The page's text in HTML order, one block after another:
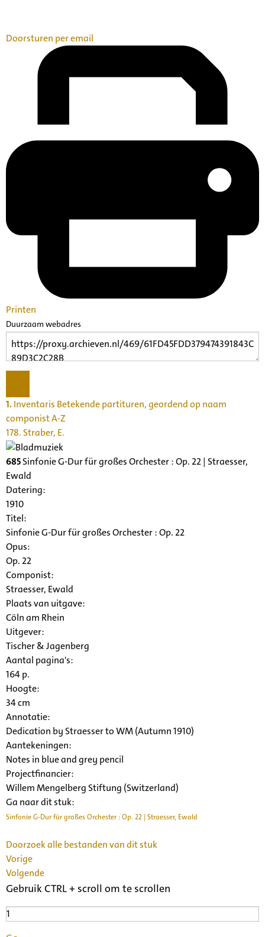
Doorsturen per email
Printen
Duurzaam webadres
1.Inventaris Betekende partituren, geordend op naam
componist A-Z
178. Straber, E.
685Sinfonie G-Dur für großes Orchester : Op. 22 | Straesser,
Ewald
Datering:
1910
Titel:
Sinfonie G-Dur für großes Orchester : Op. 22
Opus:
Op. 22
Componist:
Straesser, Ewald
Plaats van uitgave:
Cöln am Rhein
Uitgever:
Tischer & Jagenberg
Aantal pagina's:
164 p.
Hoogte:
34 cm
Annotatie:
Dedication by Straesser to WM (Autumn 1910)
Aantekeningen:
Notes in blue and grey pencil
Projectfinancier:
Willem Mengelberg Stiftung (Switzerland)
Ga naar dit stuk:
Sinfonie G-Dur für großes Orchester : Op. 22 | Straesser, Ewald
Doorzoek alle bestanden van dit stuk
Vorige
Volgende
Gebruik CTRL + scroll om te scrollen